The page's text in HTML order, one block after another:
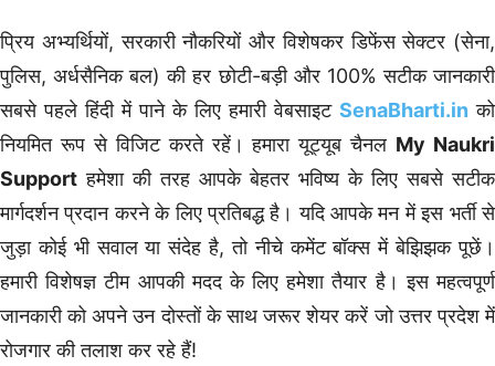
प्रिय अभ्यर्थियों, सरकारी नौकरियों और विशेषकर डिफेंस सेक्टर (सेना,
पुलिस, अर्धसैनिक बल) की हर छोटी-बड़ी और 100% सटीक जानकारी
सबसे पहले हिंदी में पाने के लिए हमारी वेबसाइट SenaBharti.in को
नियमित रूप से विजिट करते रहें। हमारा यूट्यूब चैनल My Naukri
Support हमेशा की तरह आपके बेहतर भविष्य के लिए सबसे सटीक
मार्गदर्शन प्रदान करने के लिए प्रतिबद्ध है। यदि आपके मन में इस भर्ती से
जुड़ा कोई भी सवाल या संदेह है, तो नीचे कमेंट बॉक्स में बेझिझक पूछें।
हमारी विशेषज्ञ टीम आपकी मदद के लिए हमेशा तैयार है। इस महत्वपूर्ण
जानकारी को अपने उन दोस्तों के साथ जरूर शेयर करें जो उत्तर प्रदेश में
रोजगार की तलाश कर रहे हैं!